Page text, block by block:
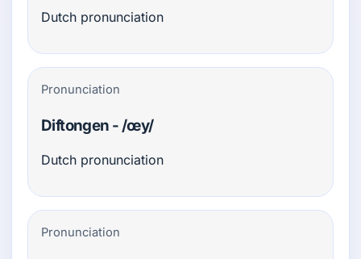
Dutch pronunciation
Pronunciation
Diftongen - /œy/
Dutch pronunciation
Pronunciation